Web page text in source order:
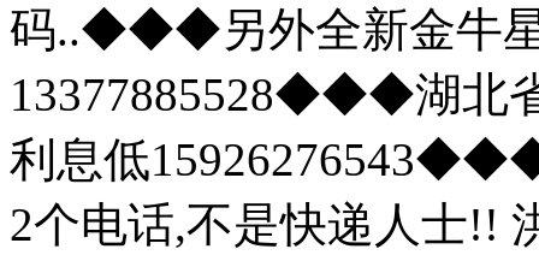
码..◆◆◆另外全新金牛
13377885528◆◆◆湖北
利息低
2个电话,不是快递人士!!